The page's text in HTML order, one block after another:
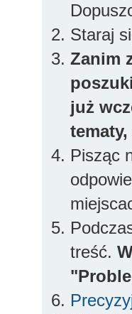
Staraj
Zanim
już
Pisząc
treść.